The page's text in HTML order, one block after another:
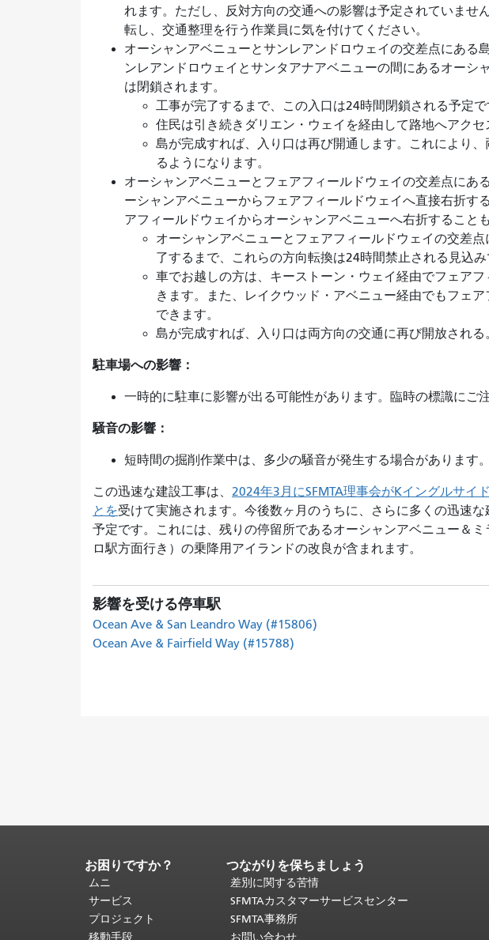
れます。ただし、反対方向の交通への影響は予定されていませ
転し、交通整理を行う作業員に気を付けてください。
オーシャンアベニューとサンレアンドロウェイの交差点にある
ンレアンドロウェイとサンタアナアベニューの間にあるオーシ
は閉鎖されます。
工事が完了するまで、この入口は24時間閉鎖される予定で
住民は引き続きダリエン・ウェイを経由して路地へアクセ
島が完成すれば、入り口は再び開通します。これにより
るようになります。
オーシャンアベニューとフェアフィールドウェイの交差点にあ
ーシャンアベニューからフェアフィールドウェイへ直接右折す
アフィールドウェイからオーシャンアベニューへ右折すること
オーシャンアベニューとフェアフィールドウェイの交差
了するまで、これらの方向転換は24時間禁止される見込み
車でお越しの方は、キーストーン・ウェイ経由でフェア
きます。また、レイクウッド・アベニュー経由でもフェ
できます。
島が完成すれば、入り口は両方向の交通に再び開放される
駐車場への影響：
一時的に駐車に影響が出る可能性があります。臨時の標識にご
騒音の影響：
短時間の掘削作業中は、多少の騒音が発生する場合があります
この迅速な建設工事は、 2024年3月にSFMTA理事会がKイングルサイ
とを受けて実施されます。今後数ヶ月のうちに、さらに多くの迅速
予定です。これには、残りの停留所であるオーシャンアベニュー＆
ロ駅方面行き）の乗降用アイランドの改良が含まれます。
影響を受ける停車駅
Ocean Ave & San Leandro Way (#15806)
Ocean Ave & Fairfield Way (#15788)
ペ
ー
ジ
コ
ン
お困りですか？
ムニ
サービス
プロジェクト
移動手段
つながりを保ちましょう
差別に関する苦情
SFMTAカスタマーサービスセンター
SFMTA事務所
お問い合わせ